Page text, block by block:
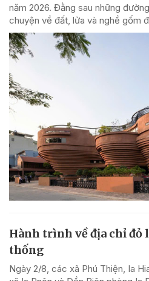
năm 2026. Đằng sau những
chuyện về đất, lửa và nghề gốm
Hành trình về địa chỉ đỏ
thống
Ngày 2/8, các xã Phú Thiện, Ia